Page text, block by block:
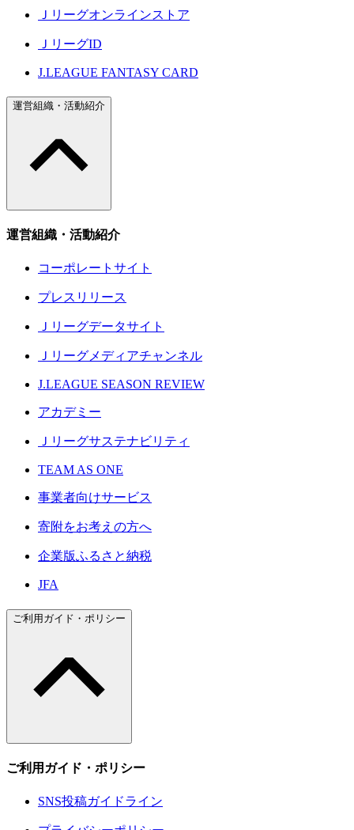
Ｊリーグオンラインストア
ＪリーグID
J.LEAGUE FANTASY CARD
運営組織・活動紹介
運営組織・活動紹介
コーポレートサイト
プレスリリース
Ｊリーグデータサイト
Ｊリーグメディアチャンネル
J.LEAGUE SEASON REVIEW
アカデミー
Ｊリーグサステナビリティ
TEAM AS ONE
事業者向けサービス
寄附をお考えの方へ
企業版ふるさと納税
JFA
ご利用ガイド・ポリシー
ご利用ガイド・ポリシー
SNS投稿ガイドライン